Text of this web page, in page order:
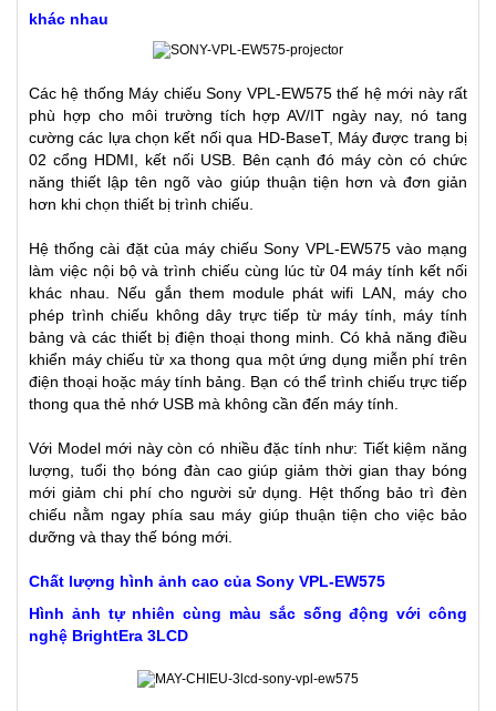
khác nhau
Các hệ thống Máy chiếu Sony VPL-EW575 thế hệ mới này rất
phù hợp cho môi trường tích hợp AV/IT ngày nay, nó tang
cường các lựa chọn kết nối qua HD-BaseT, Máy được trang bị
02 cổng HDMI, kết nối USB. Bên cạnh đó máy còn có chức
năng thiết lập tên ngõ vào giúp thuận tiện hơn và đơn giản
hơn khi chọn thiết bị trình chiếu.
Hệ thống cài đặt của máy chiếu Sony VPL-EW575vào mạng
làm việc nội bộ và trình chiếu cùng lúc từ 04 máy tính kết nối
khác nhau. Nếu gắn them module phát wifi LAN, máy cho
phép trình chiếu không dây trực tiếp từ máy tính, máy tính
bảng và các thiết bị điện thoại thong minh. Có khả năng điều
khiển máy chiếu từ xa thong qua một ứng dụng miễn phí trên
điện thoại hoặc máy tính bảng. Bạn có thể trình chiếu trực tiếp
thong qua thẻ nhớ USB mà không cần đến máy tính.
Với Model mới này còn có nhiều đặc tính như: Tiết kiệm năng
lượng, tuổi thọ bóng đàn cao giúp giảm thời gian thay bóng
mới giảm chi phí cho người sử dụng. Hệt thống bảo trì đèn
chiếu nằm ngay phía sau máy giúp thuận tiện cho việc bảo
dưỡng và thay thế bóng mới.
Chất lượng hình ảnh cao của Sony VPL-EW575
Hình ảnh tự nhiên cùng màu sắc sống động với công
nghệ BrightEra 3LCD